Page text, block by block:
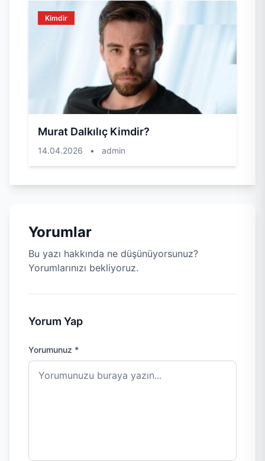
Kimdir
Murat Dalkılıç Kimdir?
14.04.2026 • admin
Yorumlar
Bu yazı hakkında ne düşünüyorsunuz?
Yorumlarınızı bekliyoruz.
Yorum Yap
Yorumunuz *